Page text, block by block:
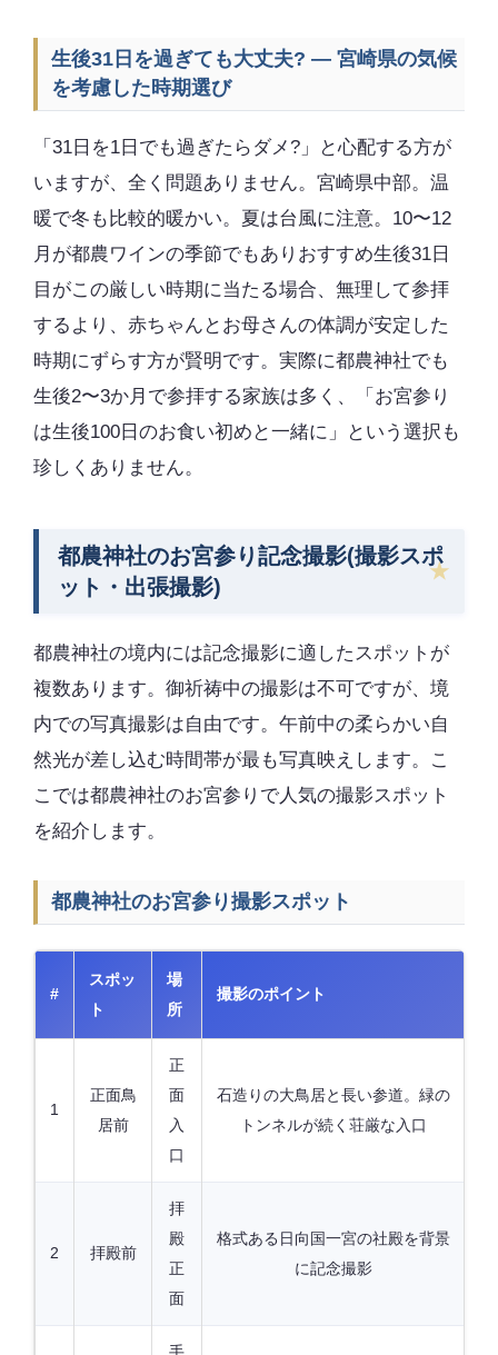
生後31日を過ぎても大丈夫? — 宮崎県の気候
を考慮した時期選び
「31日を1日でも過ぎたらダメ?」と心配する方が
いますが、全く問題ありません。宮崎県中部。温
暖で冬も比較的暖かい。夏は台風に注意。10〜12
月が都農ワインの季節でもありおすすめ生後31日
目がこの厳しい時期に当たる場合、無理して参拝
するより、赤ちゃんとお母さんの体調が安定した
時期にずらす方が賢明です。実際に都農神社でも
生後2〜3か月で参拝する家族は多く、「お宮参り
は生後100日のお食い初めと一緒に」という選択も
珍しくありません。
都農神社のお宮参り記念撮影(撮影スポ
ット・出張撮影)
都農神社の境内には記念撮影に適したスポットが
複数あります。御祈祷中の撮影は不可ですが、境
内での写真撮影は自由です。午前中の柔らかい自
然光が差し込む時間帯が最も写真映えします。こ
こでは都農神社のお宮参りで人気の撮影スポット
を紹介します。
都農神社のお宮参り撮影スポット
#
スポッ
ト
場
所
撮影のポイント
1
正面鳥
居前
正
面
入
口
石造りの大鳥居と長い参道。緑の
トンネルが続く荘厳な入口
2 拝殿前
拝
殿
正
面
格式ある日向国一宮の社殿を背景
に記念撮影
手